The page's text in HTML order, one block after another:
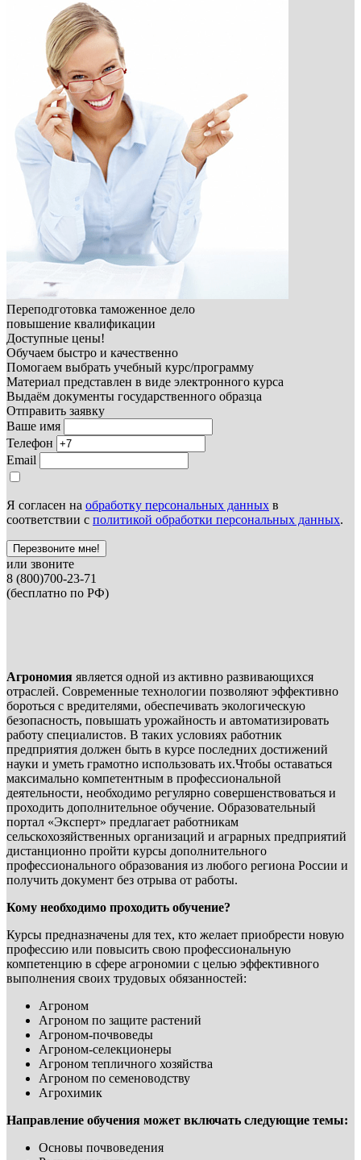
Переподготовка таможенное дело
повышение квалификации
Доступные цены!
Обучаем быстро и качественно
Помогаем выбрать учебный курс/программу
Материал представлен в виде электронного курса
Выдаём документы государственного образца
Отправить заявку
Ваше имя
Телефон
Email
Я согласен на обработку персональных данных в
соответствии с политикой обработки персональных данных.
Перезвоните мне!
или звоните
8 (800)700-23-71
(бесплатно по РФ)
Агрономия является одной из активно развивающихся
отраслей. Современные технологии позволяют эффективно
бороться с вредителями, обеспечивать экологическую
безопасность, повышать урожайность и автоматизировать
работу специалистов. В таких условиях работник
предприятия должен быть в курсе последних достижений
науки и уметь грамотно использовать их.Чтобы оставаться
максимально компетентным в профессиональной
деятельности, необходимо регулярно совершенствоваться и
проходить дополнительное обучение. Образовательный
портал «Эксперт» предлагает работникам
сельскохозяйственных организаций и аграрных предприятий
дистанционно пройти курсы дополнительного
профессионального образования из любого региона России и
получить документ без отрыва от работы.
Кому необходимо проходить обучение?
Курсы предназначены для тех, кто желает приобрести новую
профессию или повысить свою профессиональную
компетенцию в сфере агрономии с целью эффективного
выполнения своих трудовых обязанностей:
Агроном
Агроном по защите растений
Агроном-почвоведы
Агроном-селекционеры
Агроном тепличного хозяйства
Агроном по семеноводству
Агрохимик
Направление обучения может включать следующие темы:
Основы почвоведения